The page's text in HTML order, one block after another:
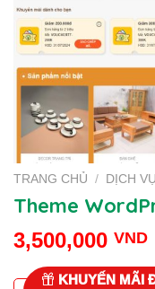
TRANG CHỦ / DỊCH
Theme
3,500,000 VND
KHUYẾN MÃI